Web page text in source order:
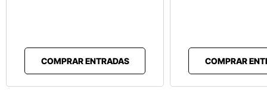
COMPRAR ENTRADAS COMPRAR